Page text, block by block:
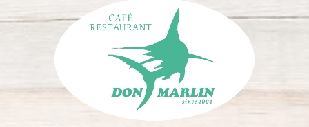
2025年4月
(2)
2025年3月
(2)
2025年2月
(6)
2024年12月 (1)
2024年11月